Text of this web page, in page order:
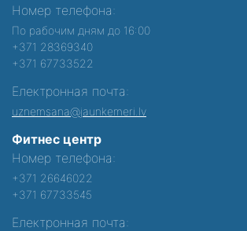
Номер телефона:
По рабочим дням до 16:00
+371 28369340
+371 67733522
Електронная почта:
uznemsana@jaunkemeri.lv
Фитнес центр
Номер телефона:
+371 26646022
+371 67733545
Електронная почта: